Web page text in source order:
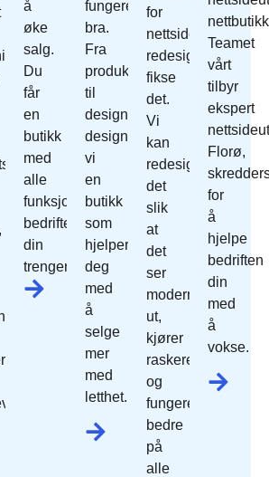
å
øke
salg.
Du
får
en
butikk
med
alle
funksjonene
bedriften
din
trenger.
fungerer
bra.
Fra
produktoppsett
til
design
designer
vi
en
butikk
som
hjelper
deg
med
å
selge
mer
med
letthet.
for
nettside
redesign
fikse
det.
Vi
kan
redesign
det
slik
at
det
ser
moderne
ut,
kjører
raskere
og
fungerer
bedre
på
alle
Teamet
vårt
tilbyr
ekspert
Florø,
for
å
hjelpe
bedriften
din
med
å
vokse.